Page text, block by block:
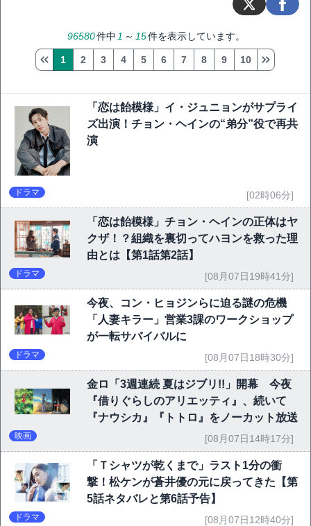
96580件中 1 ～ 15件を表示しています。
1 2 3 4 5 6 7 8 9 10
「恋は飴模様」イ・ジュニョンがサプライ
ズ出演！チョン・ヘインの“弟分”役で再共
演
ドラマ [02時06分]
「恋は飴模様」チョン・ヘインの正体はヤ
クザ！？組織を裏切ってハヨンを救った理
由とは【第1話第2話】
ドラマ [08月07日19時41分]
今夜、コン・ヒョジンらに迫る謎の危機
「人妻キラー」営業3課のワークショップ
が一転サバイバルに
ドラマ [08月07日18時30分]
金ロ「3週連続 夏はジブリ!!」開幕 今夜
『借りぐらしのアリエッティ』、続いて
『ナウシカ』『トトロ』をノーカット放送
映画 [08月07日14時17分]
「Ｔシャツが乾くまで」ラスト1分の衝
撃！松ケンが蒼井優の元に戻ってきた【第
5話ネタバレと第6話予告】
ドラマ [08月07日12時40分]